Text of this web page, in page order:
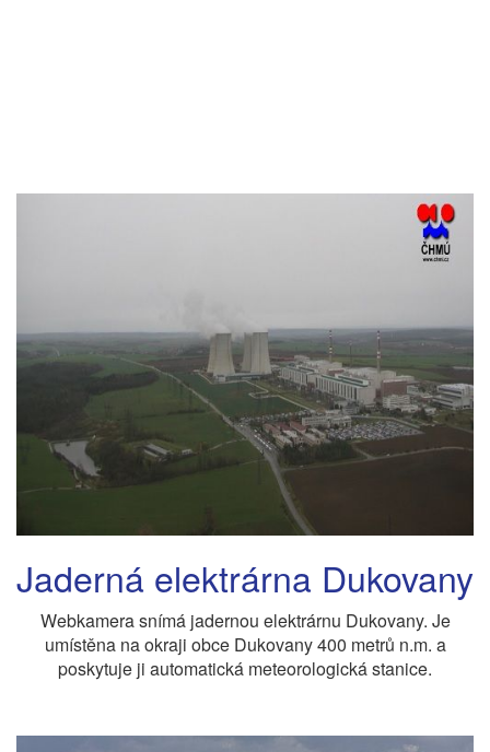
Jaderná elektrárna Dukovany
Webkamera snímá jadernou elektrárnu Dukovany. Je
umístěna na okraji obce Dukovany 400 metrů n.m. a
poskytuje ji automatická meteorologická stanice.